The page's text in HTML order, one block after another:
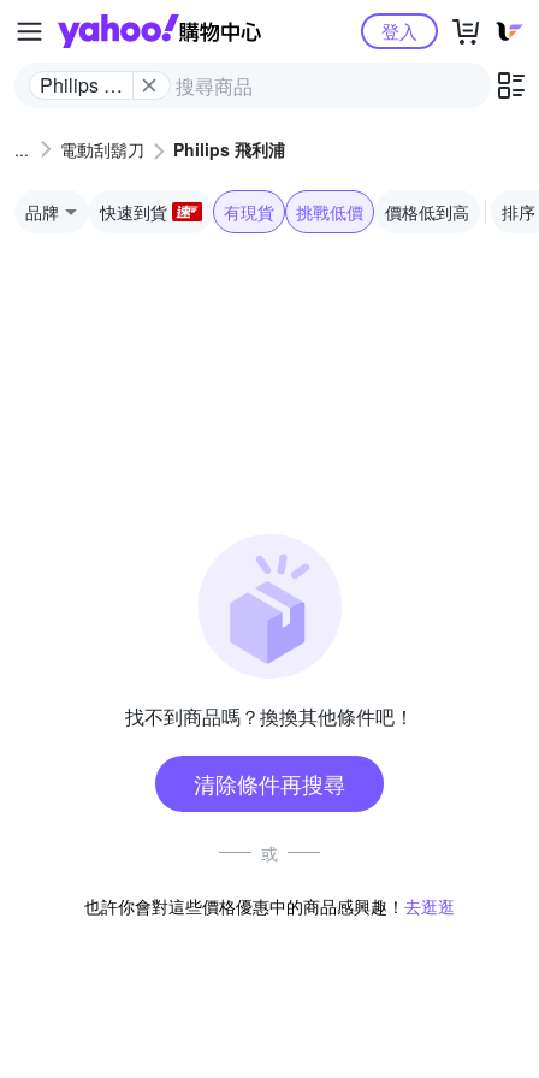
Yahoo購物中心
Philips 飛
登入
電動刮鬍刀 Philips 飛利浦
品牌 快速到貨 有現貨 挑戰低價 價格低到高 排序
找不到商品嗎？換換其他條件吧！
清除條件再搜尋
或
也許你會對這些價格優惠中的商品感興趣！ 去逛逛